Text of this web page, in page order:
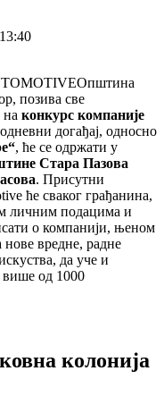
Општина
позива све
на конкурс компаније
догађај, односно
, ће се одржати у
Стара Пазова
. Присутни
ће сваког грађанина,
личним подацима и
о компанији, њеном
вредне, радне
да уче и
више од 1000
колонија